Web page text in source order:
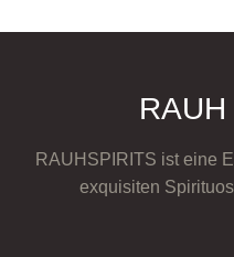
RAUHSPIRITS ist eine
exquisiten